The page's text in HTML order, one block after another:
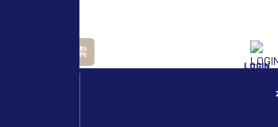
検索
LOGIN